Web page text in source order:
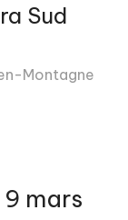
Sud
Montagne
mars